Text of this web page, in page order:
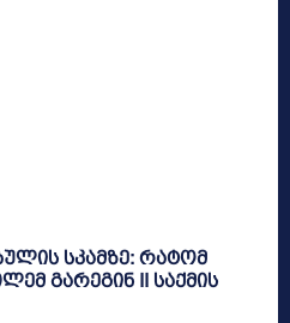
სკამზე: რატომ
გარეგინ II საქმის